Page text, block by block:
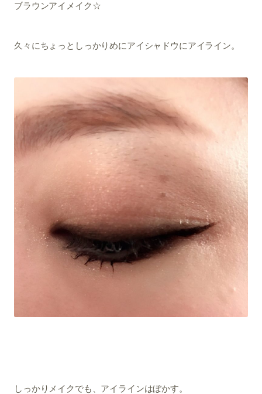
ブラウンアイメイク☆
久々にちょっとしっかりめにアイシャドウにアイライン。
しっかりメイクでも、アイラインはぼかす。